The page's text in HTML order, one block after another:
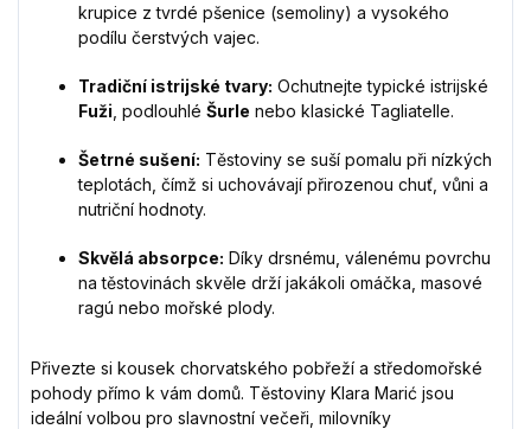
krupice z tvrdé pšenice (semoliny) a vysokého
podílu čerstvých vajec.
Tradiční istrijské tvary: Ochutnejte typické istrijské
Fuži , podlouhlé Šurle nebo klasické Tagliatelle.
Šetrné sušení: Těstoviny se suší pomalu při nízkých
teplotách, čímž si uchovávají přirozenou chuť, vůni a
nutriční hodnoty.
Skvělá absorpce: Díky drsnému, válenému povrchu
na těstovinách skvěle drží jakákoli omáčka, masové
ragú nebo mořské plody.
Přivezte si kousek chorvatského pobřeží a středomořské
pohody přímo k vám domů. Těstoviny Klara Marić jsou
ideální volbou pro slavnostní večeři, milovníky